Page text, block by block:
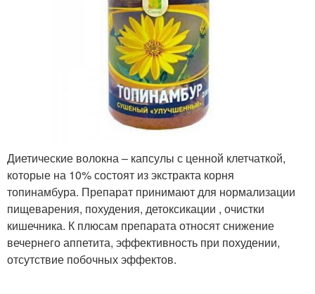
Диетические волокна – капсулы с ценной клетчаткой,
которые на 10% состоят из экстракта корня
топинамбура. Препарат принимают для нормализации
пищеварения, похудения, детоксикации , очистки
кишечника. К плюсам препарата относят снижение
вечернего аппетита, эффективность при похудении,
отсутствие побочных эффектов.